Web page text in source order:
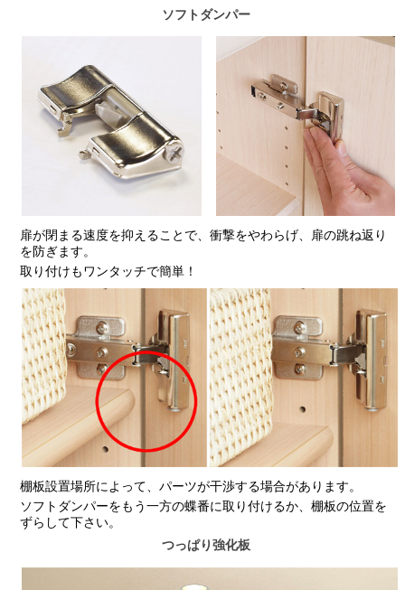
ソフトダンパー
扉が閉まる速度を抑えることで、衝撃をやわらげ、扉の跳ね返り
を防ぎます。
取り付けもワンタッチで簡単！
棚板設置場所によって、パーツが干渉する場合があります。
ソフトダンパーをもう一方の蝶番に取り付けるか、棚板の位置を
ずらして下さい。
つっぱり強化板